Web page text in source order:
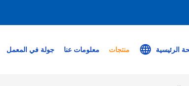
الرئيسية منتجات معلومات عنا جولة في المعمل